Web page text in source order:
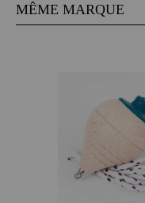
MÊME MARQUE